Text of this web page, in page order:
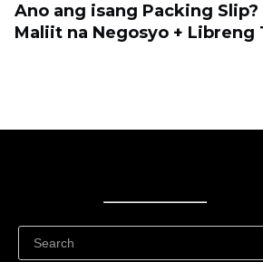
Ano ang isang Packing Slip?
Maliit na Negosyo + Libreng